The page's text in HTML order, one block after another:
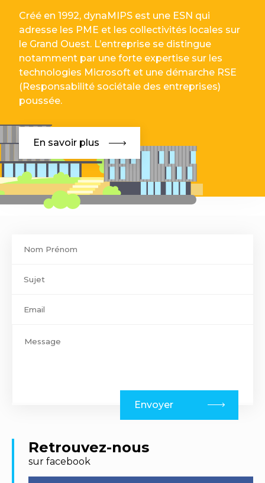
Créé en 1992, dynaMIPS est une ESN qui
adresse les PME et les collectivités locales sur
le Grand Ouest. L’entreprise se distingue
notamment par une forte expertise sur les
technologies Microsoft et une démarche RSE
(Responsabilité sociétale des entreprises)
poussée.
En savoir plus
Retrouvez-nous
sur facebook
footer
Envoyer